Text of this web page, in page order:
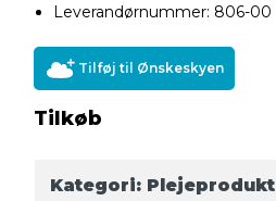
Leverandørnummer: 806-00
Tilføj til Ønskeskyen
Tilkøb
Kategori: